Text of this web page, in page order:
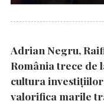
Adrian Negru,
România trece de
cultura
valorifica marile